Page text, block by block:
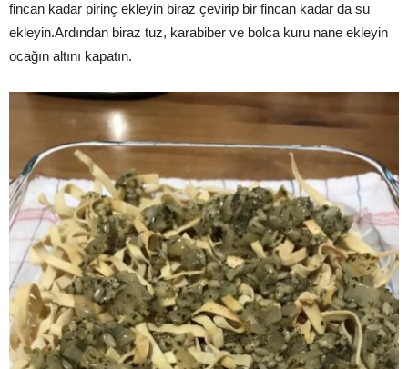
fincan kadar pirinç ekleyin biraz çevirip bir fincan kadar da su
ekleyin.Ardından biraz tuz, karabiber ve bolca kuru nane ekleyin
ocağın altını kapatın.